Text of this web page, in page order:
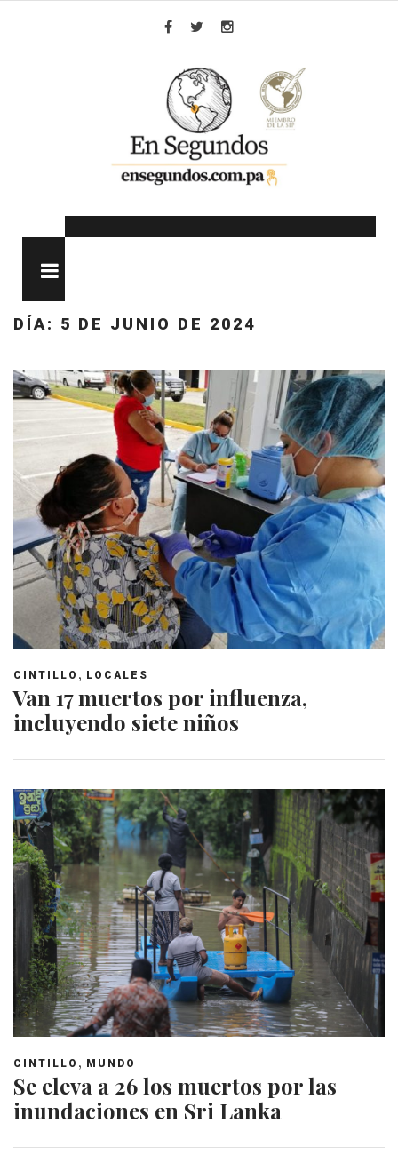
DÍA: 5 DE JUNIO DE 2024
CINTILLO , LOCALES
Van 17 muertos por influenza,
incluyendo siete niños
CINTILLO , MUNDO
Se eleva a 26 los muertos por las
inundaciones en Sri Lanka